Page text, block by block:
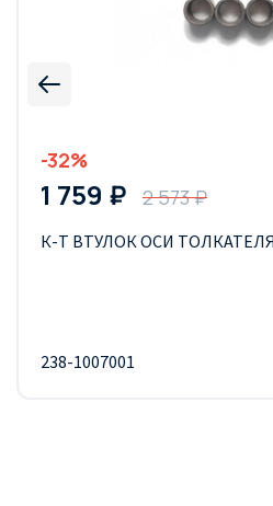
-32%
1 759 ₽ 2 573 ₽
К-Т ВТУЛОК ОСИ
238-1007001